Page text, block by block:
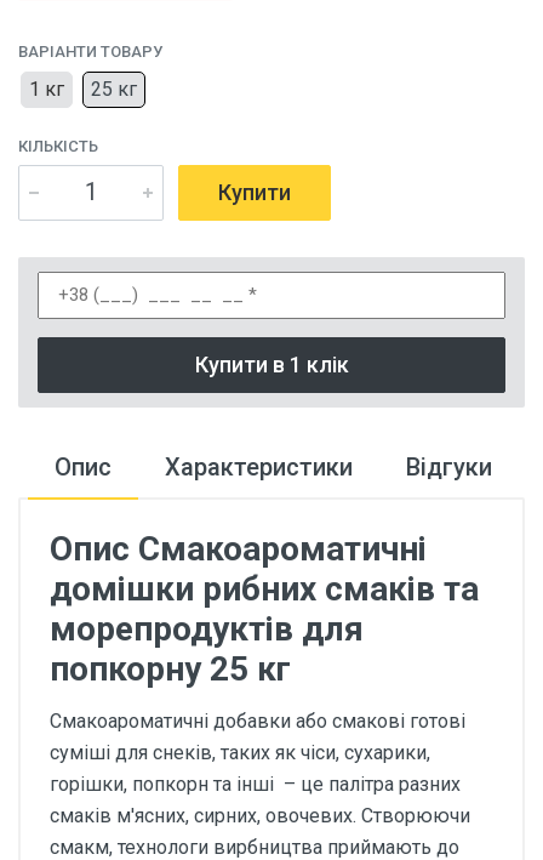
ВАРІАНТИ ТОВАРУ
1 кг 25 кг
КІЛЬКІСТЬ
Купити
Купити в 1 клік
Опис Характеристики Відгуки
Опис Смакоароматичні
домішки рибних смаків та
морепродуктів для
попкорну 25 кг
Смакоароматичні добавки або смакові готові
суміші для снеків, таких як чіси, сухарики,
горішки, попкорн та інші – це палітра разних
смаків м'ясних, сирних, овочевих. Створюючи
смакм, технологи вирбництва приймають до